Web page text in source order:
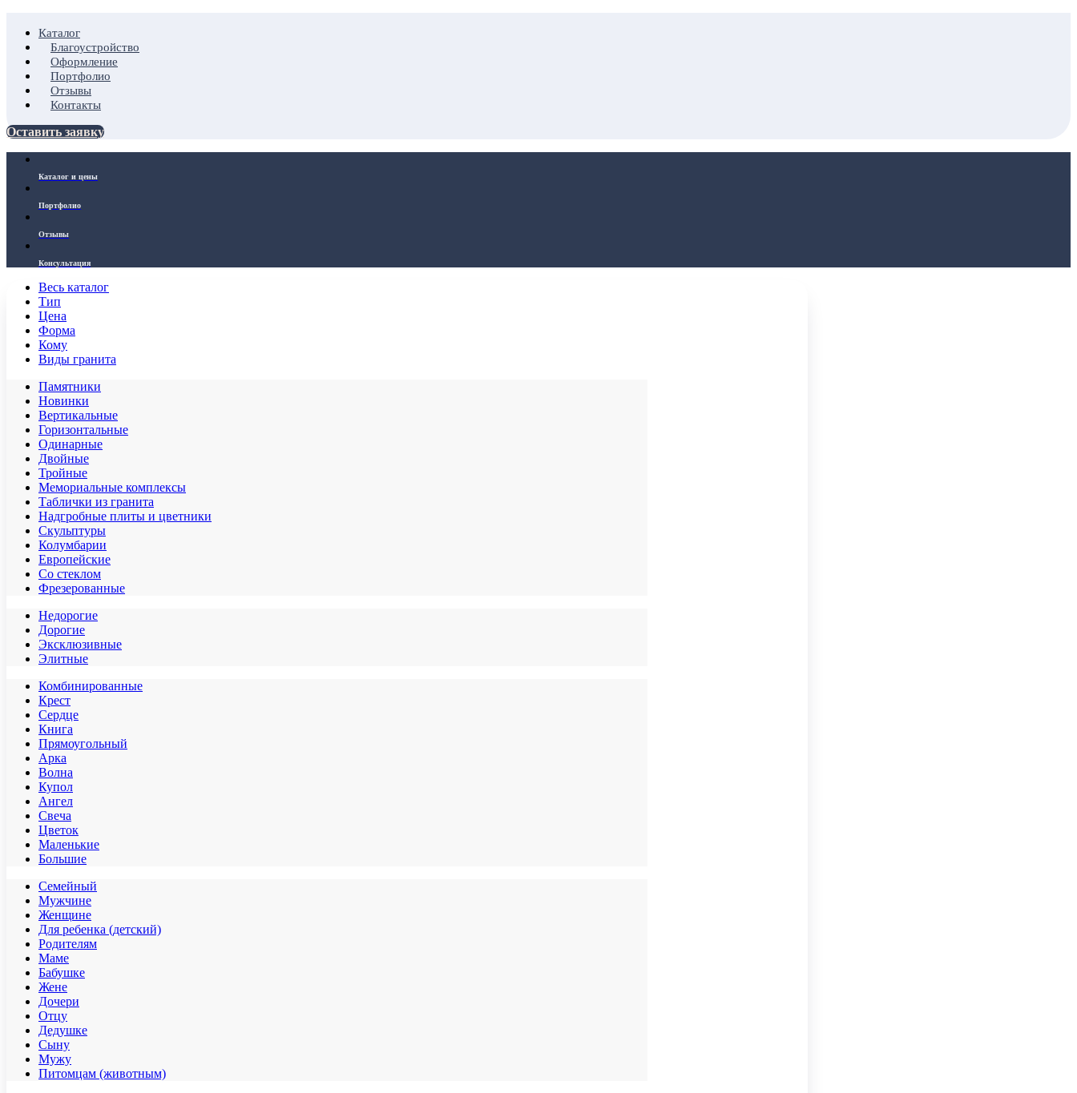
Каталог
Благоустройство
Оформление
Портфолио
Отзывы
Контакты
Оставить заявку
Каталог и цены
Портфолио
Отзывы
Консультация
Весь каталог
Тип
Цена
Форма
Кому
Виды гранита
Памятники
Новинки
Вертикальные
Горизонтальные
Одинарные
Двойные
Тройные
Мемориальные комплексы
Таблички из гранита
Надгробные плиты и цветники
Скульптуры
Колумбарии
Европейские
Со стеклом
Фрезерованные
Недорогие
Дорогие
Эксклюзивные
Элитные
Комбинированные
Крест
Сердце
Книга
Прямоугольный
Арка
Волна
Купол
Ангел
Свеча
Цветок
Маленькие
Большие
Семейный
Мужчине
Женщине
Для ребенка (детский)
Родителям
Маме
Бабушке
Жене
Дочери
Отцу
Дедушке
Сыну
Мужу
Питомцам (животным)